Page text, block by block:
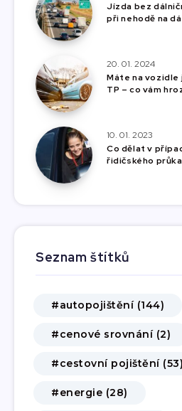
Jízda bez
při nehodě na
20. 01. 2024
Máte na vozidle
TP – co vám
10. 01. 2023
Co dělat v
řidičského
Seznam štítků
#autopojištění (144)
#cenové srovnání (2)
#cestovní pojištění (53)
#energie (28)